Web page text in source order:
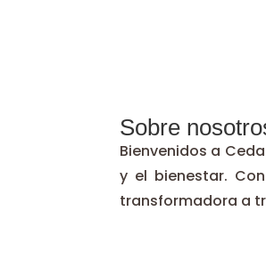
Sobre
Bienvenidos a
y el bienestar.
transformadora a